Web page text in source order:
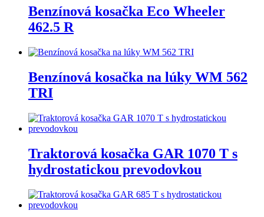
Benzínová kosačka Eco Wheeler
462.5 R
Benzínová kosačka na lúky WM 562
TRI
Traktorová kosačka GAR 1070 T s
hydrostatickou prevodovkou